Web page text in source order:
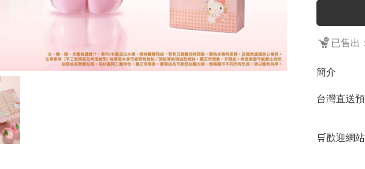
已售出
簡介
台灣直送
🛒歡迎網